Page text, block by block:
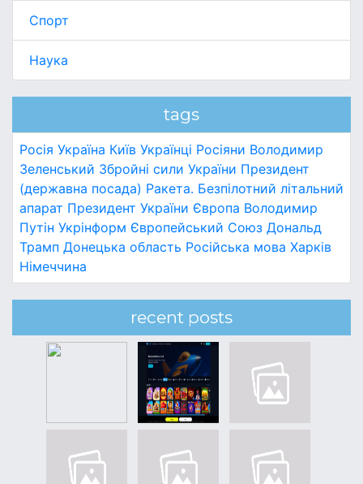
Спорт
Наука
tags
Росія Україна Київ Українці Росіяни Володимир
Зеленський Збройні сили України Президент
(державна посада) Ракета. Безпілотний літальний
апарат Президент України Європа Володимир
Путін Укрінформ Європейський Союз Дональд
Трамп Донецька область Російська мова Харків
Німеччина
recent posts